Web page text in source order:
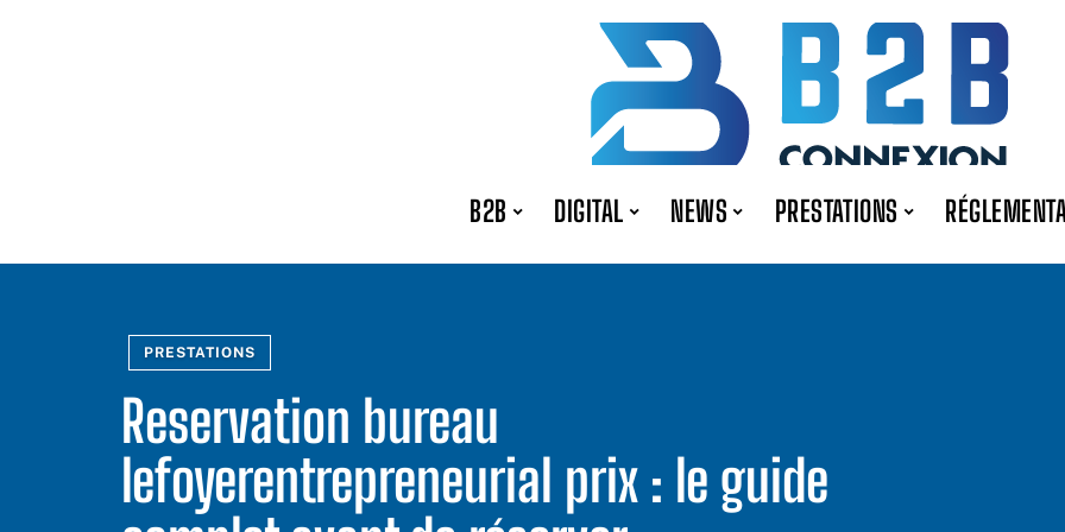
B2B DIGITAL NEWS PRESTATIONS
PRESTATIONS
Reservation bureau
lefoyerentrepreneurial prix : le guide